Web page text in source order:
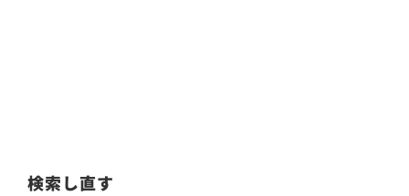
検索し直す